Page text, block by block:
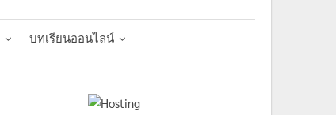
บทเรียนออนไลน์